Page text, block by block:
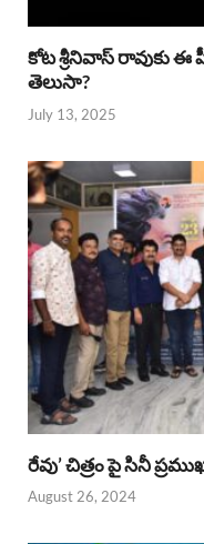
కోట శ్రీనివాస్ రావుకు
తెలుసా?
July 13, 2025
రేవు’ చిత్రం పై సినీ
August 26, 2024